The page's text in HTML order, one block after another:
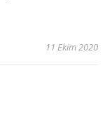
11 Ekim 2020